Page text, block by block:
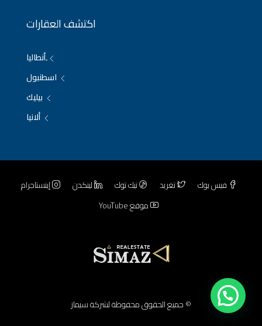
اكتشف العقارات
ِأنطاليا
اسطنبول
بيليك
ألانيا
فيس بوك تغريد تيك توك لينكدن
إينستاجرام
موقع YouTube
© جميع الحقوق محفوظة لشركة سيماز